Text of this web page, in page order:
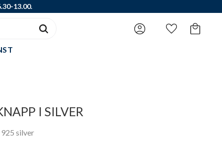
13.00.
Favoriter
Kundvagn
I SILVER
silver